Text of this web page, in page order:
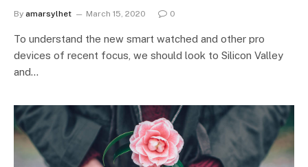
By amarsylhet March 15, 2020 0
To understand the new smart watched and other pro
devices of recent focus, we should look to Silicon Valley
and…